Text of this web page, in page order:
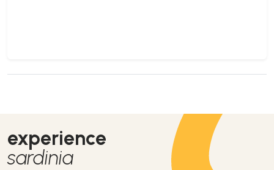
experience
sardinia